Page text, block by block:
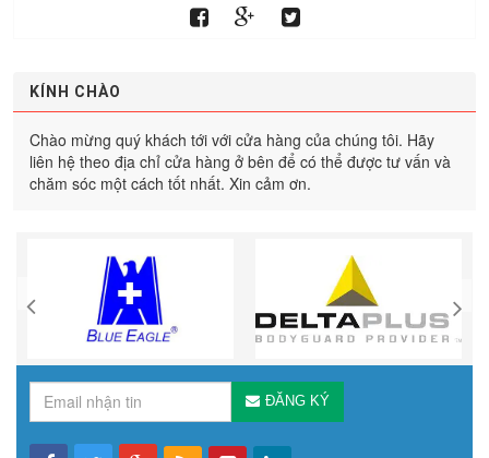
KÍNH CHÀO
Chào mừng quý khách tới với cửa hàng của chúng tôi. Hãy
liên hệ theo địa chỉ cửa hàng ở bên để có thể được tư vấn và
chăm sóc một cách tốt nhất. Xin cảm ơn.
ĐĂNG KÝ